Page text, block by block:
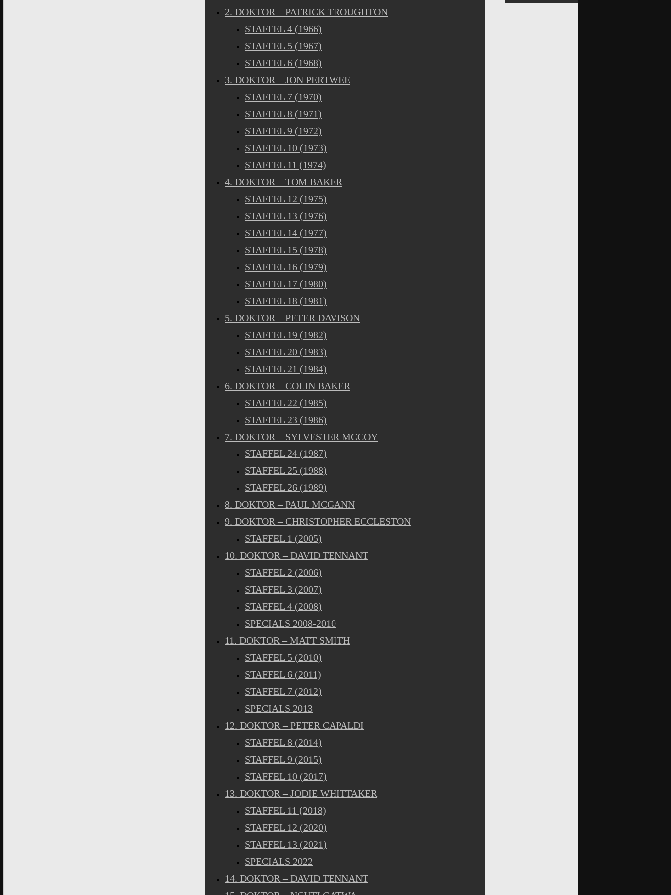
2. DOKTOR – PATRICK TROUGHTON
STAFFEL 4 (1966)
STAFFEL 5 (1967)
STAFFEL 6 (1968)
3. DOKTOR – JON PERTWEE
STAFFEL 7 (1970)
STAFFEL 8 (1971)
STAFFEL 9 (1972)
STAFFEL 10 (1973)
STAFFEL 11 (1974)
4. DOKTOR – TOM BAKER
STAFFEL 12 (1975)
STAFFEL 13 (1976)
STAFFEL 14 (1977)
STAFFEL 15 (1978)
STAFFEL 16 (1979)
STAFFEL 17 (1980)
STAFFEL 18 (1981)
5. DOKTOR – PETER DAVISON
STAFFEL 19 (1982)
STAFFEL 20 (1983)
STAFFEL 21 (1984)
6. DOKTOR – COLIN BAKER
STAFFEL 22 (1985)
STAFFEL 23 (1986)
7. DOKTOR – SYLVESTER MCCOY
STAFFEL 24 (1987)
STAFFEL 25 (1988)
STAFFEL 26 (1989)
8. DOKTOR – PAUL MCGANN
9. DOKTOR – CHRISTOPHER ECCLESTON
STAFFEL 1 (2005)
10. DOKTOR – DAVID TENNANT
STAFFEL 2 (2006)
STAFFEL 3 (2007)
STAFFEL 4 (2008)
SPECIALS 2008-2010
11. DOKTOR – MATT SMITH
STAFFEL 5 (2010)
STAFFEL 6 (2011)
STAFFEL 7 (2012)
SPECIALS 2013
12. DOKTOR – PETER CAPALDI
STAFFEL 8 (2014)
STAFFEL 9 (2015)
STAFFEL 10 (2017)
13. DOKTOR – JODIE WHITTAKER
STAFFEL 11 (2018)
STAFFEL 12 (2020)
STAFFEL 13 (2021)
SPECIALS 2022
14. DOKTOR – DAVID TENNANT